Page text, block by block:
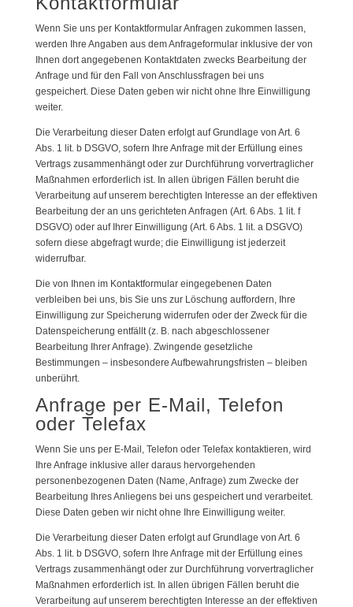
Wenn Sie uns per Kontaktformular Anfragen zukommen lassen,
werden Ihre Angaben aus dem Anfrageformular inklusive der von
Ihnen dort angegebenen Kontaktdaten zwecks Bearbeitung der
Anfrage und für den Fall von Anschlussfragen bei uns
gespeichert. Diese Daten geben wir nicht ohne Ihre Einwilligung
weiter.
Die Verarbeitung dieser Daten erfolgt auf Grundlage von Art. 6
Abs. 1 lit. b DSGVO, sofern Ihre Anfrage mit der Erfüllung eines
Vertrags zusammenhängt oder zur Durchführung vorvertraglicher
Maßnahmen erforderlich ist. In allen übrigen Fällen beruht die
Verarbeitung auf unserem berechtigten Interesse an der effektiven
Bearbeitung der an uns gerichteten Anfragen (Art. 6 Abs. 1 lit. f
DSGVO) oder auf Ihrer Einwilligung (Art. 6 Abs. 1 lit. a DSGVO)
sofern diese abgefragt wurde; die Einwilligung ist jederzeit
widerrufbar.
Die von Ihnen im Kontaktformular eingegebenen Daten
verbleiben bei uns, bis Sie uns zur Löschung auffordern, Ihre
Einwilligung zur Speicherung widerrufen oder der Zweck für die
Datenspeicherung entfällt (z. B. nach abgeschlossener
Bearbeitung Ihrer Anfrage). Zwingende gesetzliche
Bestimmungen – insbesondere Aufbewahrungsfristen – bleiben
unberührt.
Anfrage per E-Mail, Telefon
oder Telefax
Wenn Sie uns per E-Mail, Telefon oder Telefax kontaktieren, wird
Ihre Anfrage inklusive aller daraus hervorgehenden
personenbezogenen Daten (Name, Anfrage) zum Zwecke der
Bearbeitung Ihres Anliegens bei uns gespeichert und verarbeitet.
Diese Daten geben wir nicht ohne Ihre Einwilligung weiter.
Die Verarbeitung dieser Daten erfolgt auf Grundlage von Art. 6
Abs. 1 lit. b DSGVO, sofern Ihre Anfrage mit der Erfüllung eines
Vertrags zusammenhängt oder zur Durchführung vorvertraglicher
Maßnahmen erforderlich ist. In allen übrigen Fällen beruht die
Verarbeitung auf unserem berechtigten Interesse an der effektiven